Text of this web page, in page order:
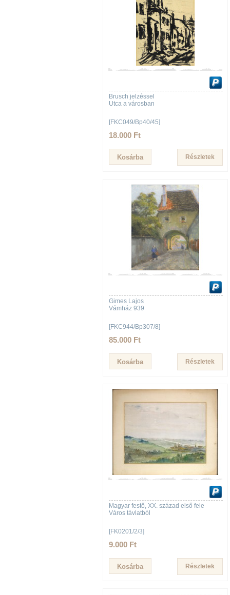
Brusch jelzéssel
Utca a városban
[FKC049/Bp40/45]
18.000 Ft
Részletek
Gimes Lajos
Vámház 939
[FKC944/Bp307/8]
85.000 Ft
Részletek
Magyar festő, XX. század első fele
Város távlatból
[FK0201/2/3]
9.000 Ft
Részletek